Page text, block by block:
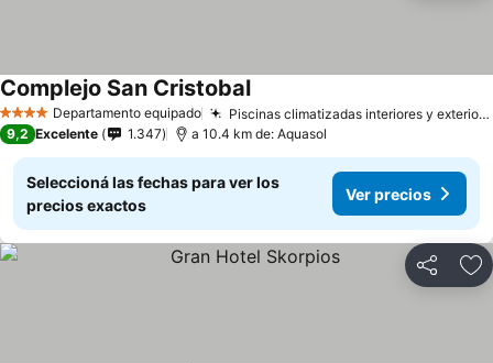
4 EstrellasDepartamento equipado Piscinas climatizadas interiores y exteriores
Complejo San CristobalVer precios
9,2 Excelente 1.347 a 10.4 km de: Aquasol
Seleccioná las fechas para ver los
precios exactos
Ver precios
Compartir